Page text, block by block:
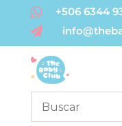
 +506 6344
